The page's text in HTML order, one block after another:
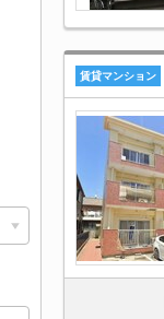
賃貸マンション